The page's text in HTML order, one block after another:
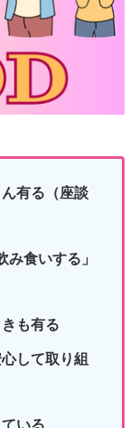
有る（座談
み食いする」
も有る
して取り組